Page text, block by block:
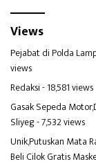
Views
Pejabat di Polda
views
Redaksi- 18,581 views
Gasak Sepeda
Sliyeg- 7,532 views
Unik,Putuskan Mata
Beli Cilok Gratis